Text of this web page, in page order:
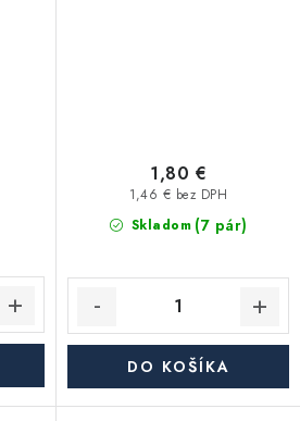
Skladom (7 pár)
1,46 € bez DPH
1,80 €
DO KOŠÍKA